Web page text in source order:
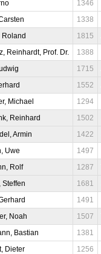
1346
1338
Roland 1815
Reinhardt, Prof. Dr. 1388
1715
1552
Michael 1294
Reinhard 1502
Armin 1422
Uwe 1497
Rolf 1287
Steffen 1681
1491
Noah 1507
Bastian 1381
Dieter 1256